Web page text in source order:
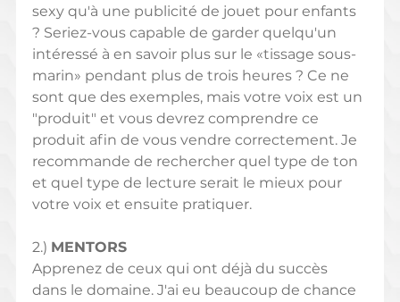
sexy qu'à une publicité de jouet pour enfants
? Seriez-vous capable de garder quelqu'un
intéressé à en savoir plus sur le «tissage sous-
marin» pendant plus de trois heures ? Ce ne
sont que des exemples, mais votre voix est un
"produit" et vous devrez comprendre ce
produit afin de vous vendre correctement. Je
recommande de rechercher quel type de ton
et quel type de lecture serait le mieux pour
votre voix et ensuite pratiquer.
2.) MENTORS
Apprenez de ceux qui ont déjà du succès
dans le domaine. J'ai eu beaucoup de chance